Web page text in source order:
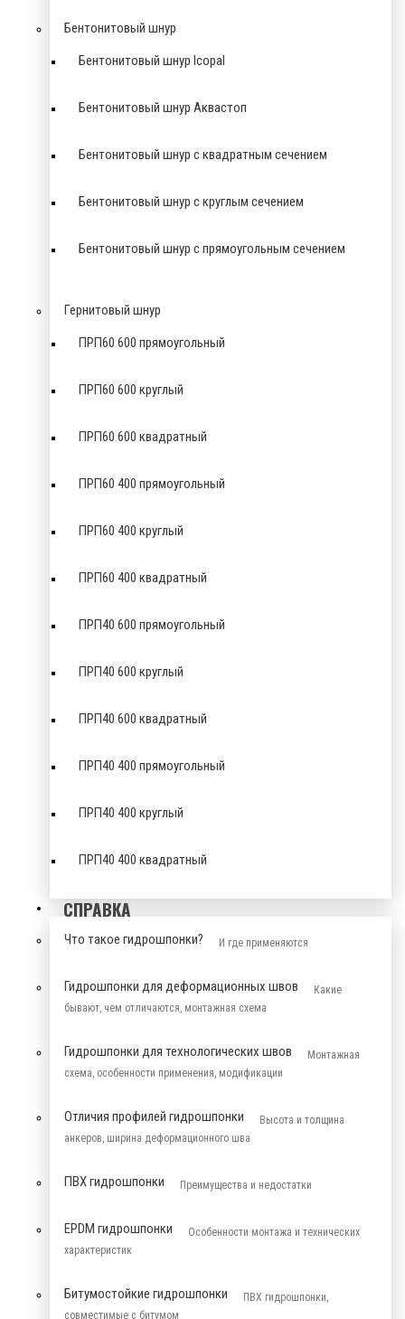
Бентонитовый шнур
Бентонитовый шнур Icopal
Бентонитовый шнур Аквастоп
Бентонитовый шнур с квадратным сечением
Бентонитовый шнур с круглым сечением
Бентонитовый шнур с прямоугольным сечением
Гернитовый шнур
ПРП60 600 прямоугольный
ПРП60 600 круглый
ПРП60 600 квадратный
ПРП60 400 прямоугольный
ПРП60 400 круглый
ПРП60 400 квадратный
ПРП40 600 прямоугольный
ПРП40 600 круглый
ПРП40 600 квадратный
ПРП40 400 прямоугольный
ПРП40 400 круглый
ПРП40 400 квадратный
СПРАВКА
Что такое гидрошпонки? И где применяются
Гидрошпонки для деформационных швов
Какие
бывают, чем отличаются, монтажная схема
Гидрошпонки для технологических швов
Монтажная
схема, особенности применения, модификации
Отличия профилей гидрошпонки
Высота и толщина
анкеров, ширина деформационного шва
ПВХ гидрошпонки Преимущества и недостатки
EPDM гидрошпонки
Особенности монтажа и технических
характеристик
Битумостойкие гидрошпонки
ПВХ гидрошпонки,
совместимые с битумом